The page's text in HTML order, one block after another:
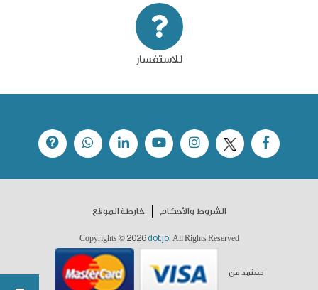
للاستفسار
الشروط والأحكام خارطة الموقع
Copyrights © 2026 dot.jo. All Rights Reserved
معتمد من